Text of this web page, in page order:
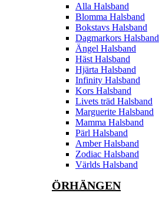
Alla Halsband
Blomma Halsband
Bokstavs Halsband
Dagmarkors Halsband
Ängel Halsband
Häst Halsband
Hjärta Halsband
Infinity Halsband
Kors Halsband
Livets träd Halsband
Marguerite Halsband
Mamma Halsband
Pärl Halsband
Amber Halsband
Zodiac Halsband
Världs Halsband
ÖRHÄNGEN